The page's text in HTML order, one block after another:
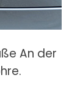
An der